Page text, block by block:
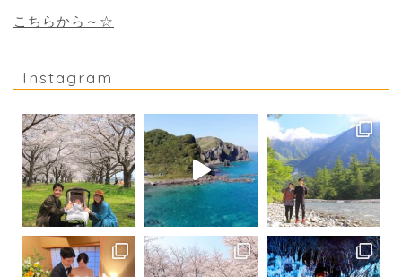
こちらから～☆
Instagram